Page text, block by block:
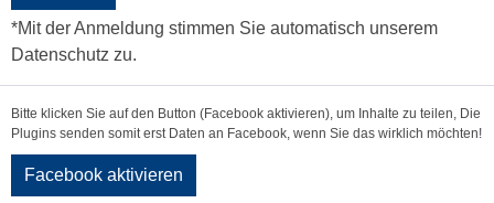
*Mit der Anmeldung stimmen Sie automatisch unserem
Datenschutz zu.
Bitte klicken Sie auf den Button (Facebook aktivieren), um Inhalte zu teilen, Die
Plugins senden somit erst Daten an Facebook, wenn Sie das wirklich möchten!
Facebook aktivieren